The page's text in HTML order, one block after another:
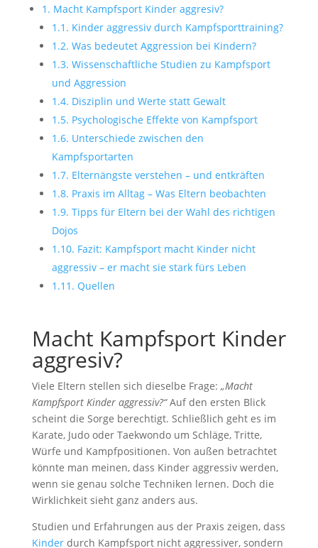
1. Macht Kampfsport Kinder aggresiv?
1.1. Kinder aggressiv durch Kampfsporttraining?
1.2. Was bedeutet Aggression bei Kindern?
1.3. Wissenschaftliche Studien zu Kampfsport
und Aggression
1.4. Disziplin und Werte statt Gewalt
1.5. Psychologische Effekte von Kampfsport
1.6. Unterschiede zwischen den
Kampfsportarten
1.7. Elternängste verstehen – und entkräften
1.8. Praxis im Alltag – Was Eltern beobachten
1.9. Tipps für Eltern bei der Wahl des richtigen
Dojos
1.10. Fazit: Kampfsport macht Kinder nicht
aggressiv – er macht sie stark fürs Leben
1.11. Quellen
Macht Kampfsport Kinder
aggresiv?
Viele Eltern stellen sich dieselbe Frage: „Macht
Kampfsport Kinder aggressiv?“Auf den ersten Blick
scheint die Sorge berechtigt. Schließlich geht es im
Karate, Judo oder Taekwondo um Schläge, Tritte,
Würfe und Kampfpositionen. Von außen betrachtet
könnte man meinen, dass Kinder aggressiv werden,
wenn sie genau solche Techniken lernen. Doch die
Wirklichkeit sieht ganz anders aus.
Studien und Erfahrungen aus der Praxis zeigen, dass
Kinderdurch Kampfsport nicht aggressiver, sondern